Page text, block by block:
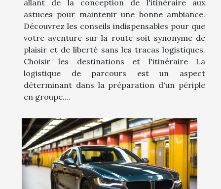
allant de la conception de l'itinéraire aux
astuces pour maintenir une bonne ambiance.
Découvrez les conseils indispensables pour que
votre aventure sur la route soit synonyme de
plaisir et de liberté sans les tracas logistiques.
Choisir les destinations et l'itinéraire La
logistique de parcours est un aspect
déterminant dans la préparation d'un périple
en groupe....